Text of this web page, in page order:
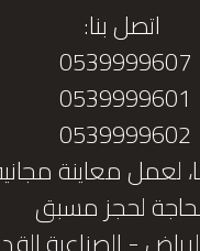
اتصل بنا:
0539999607
0539999601
0539999602
لعمل معاينة
لحجز مسبق